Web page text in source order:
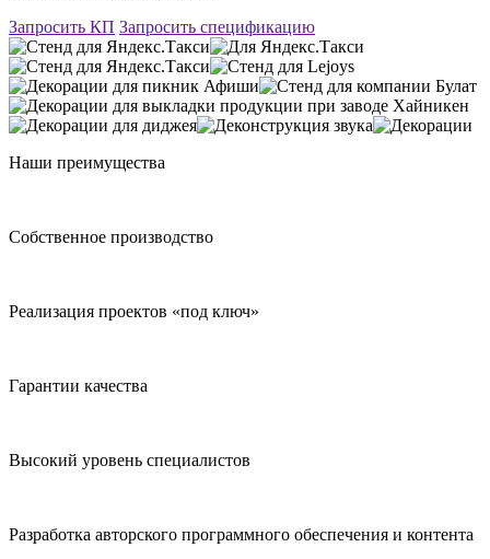
Запросить КП Запросить спецификацию
Наши преимущества
Собственное производство
Реализация проектов «под ключ»
Гарантии качества
Высокий уровень специалистов
Разработка авторского программного обеспечения и контента